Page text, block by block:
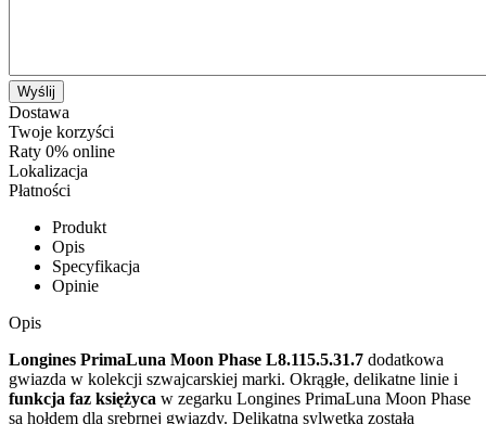
Wyślij
Dostawa
Twoje korzyści
Raty 0% online
Lokalizacja
Płatności
Produkt
Opis
Specyfikacja
Opinie
Opis
Longines PrimaLuna Moon Phase L8.115.5.31.7 dodatkowa
gwiazda w kolekcji szwajcarskiej marki. Okrągłe, delikatne linie i
funkcja faz księżyca w zegarku Longines PrimaLuna Moon Phase
są hołdem dla srebrnej gwiazdy. Delikatna sylwetka została